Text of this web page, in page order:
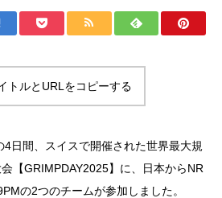
トルとURLをコピーする
日間、スイスで開催された世界最大規
【GRIMPDAY2025】に、日本からNR
の2つのチームが参加しました。